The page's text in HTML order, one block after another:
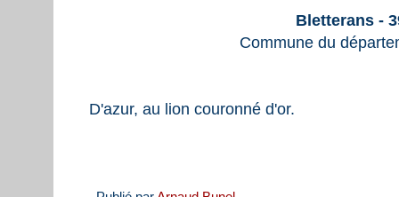
Bletterans -
Commune du
D'azur, au lion couronné d'or.